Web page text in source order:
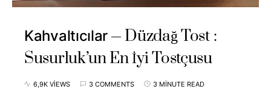
Kahvaltıcılar
Düzdağ Tost :
Susurluk’un En İyi Tostçusu
6,9K VIEWS 3 COMMENTS 3 MINUTE READ